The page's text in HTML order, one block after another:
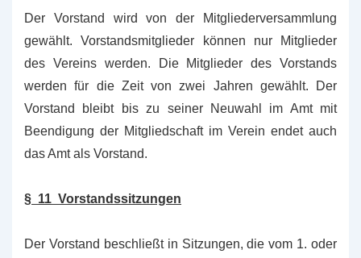
Der Vorstand wird von der Mitgliederversammlung
gewählt. Vorstandsmitglieder können nur Mitglieder
des Vereins werden. Die Mitglieder des Vorstands
werden für die Zeit von zwei Jahren gewählt. Der
Vorstand bleibt bis zu seiner Neuwahl im Amt mit
Beendigung der Mitgliedschaft im Verein endet auch
das Amt als Vorstand.
§ 11 Vorstandssitzungen
Der Vorstand beschließt in Sitzungen, die vom 1. oder